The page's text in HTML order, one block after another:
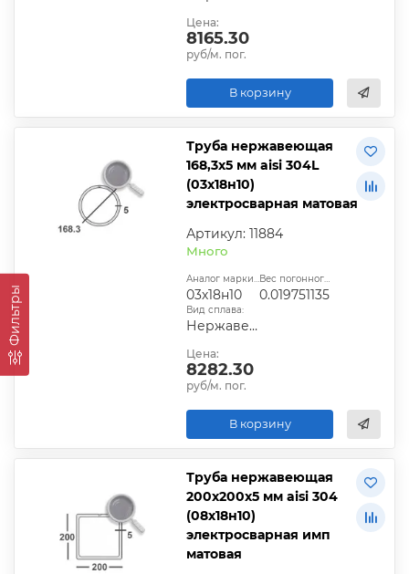
Фильтры
Цена:
8165.30
руб/м. пог.
В корзину
Труба нержавеющая
168,3х5 мм aisi 304L
(03х18н10)
электросварная матовая
Артикул: 11884
Много
Аналог марки стали:
03х18н10
Вес погонного метра, т.:
0.019751135
Вид сплава:
Нержавеющая сталь
Цена:
8282.30
руб/м. пог.
В корзину
Труба нержавеющая
200х200х5 мм aisi 304
(08х18н10)
электросварная имп
матовая